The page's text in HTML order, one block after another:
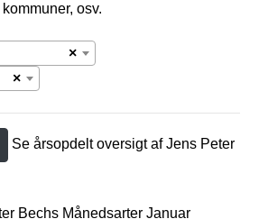
osv.
×
×
Se årsopdelt oversigt afJens Peter
Bechs Månedsarter Januar